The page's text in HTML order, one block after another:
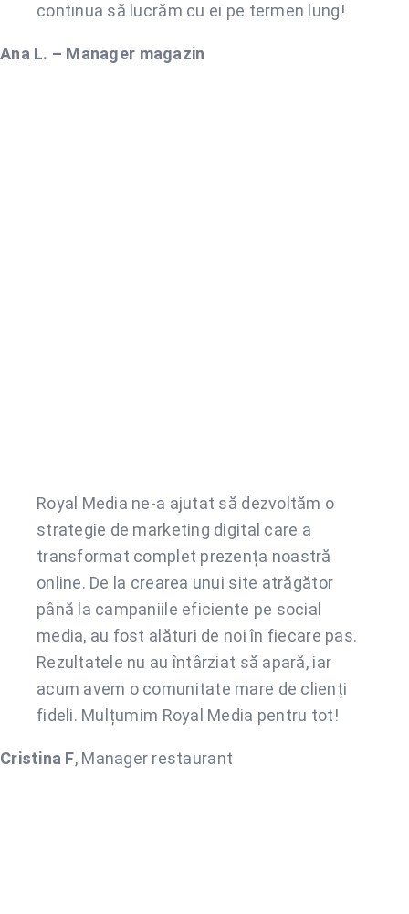
continua să lucrăm cu ei pe termen lung!
Ana L. – Manager magazin
Royal Media ne-a ajutat să dezvoltăm o
strategie de marketing digital care a
transformat complet prezența noastră
online. De la crearea unui site atrăgător
până la campaniile eficiente pe social
media, au fost alături de noi în fiecare pas.
Rezultatele nu au întârziat să apară, iar
acum avem o comunitate mare de clienți
fideli. Mulțumim Royal Media pentru tot!
Cristina F, Manager restaurant